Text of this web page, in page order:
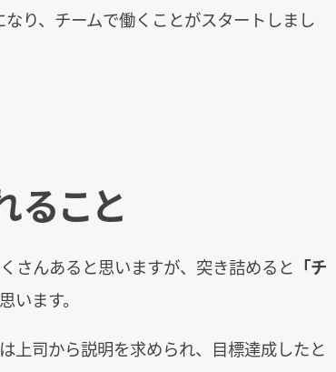
り、チームで働くことがスタートしまし
ること
さんあると思いますが、突き詰めると 「チ
います。
上司から説明を求められ、目標達成したと